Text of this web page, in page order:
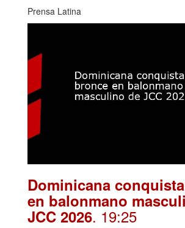
Prensa Latina
Dominicana
en balonmano
JCC 2026. 19:25